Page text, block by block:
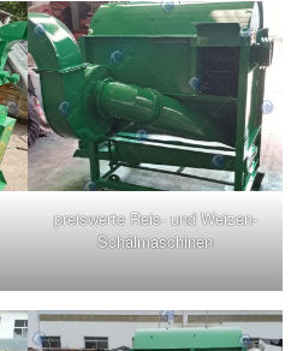
preiswerte Reis- und Weizen-
Schälmaschinen